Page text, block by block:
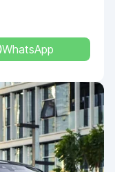
WhatsApp